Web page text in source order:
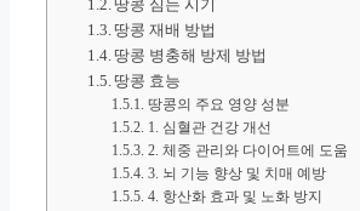
땅콩 심는 시기
땅콩 재배 방법
땅콩 병충해 방제 방법
땅콩 효능
땅콩의 주요 영양 성분
1. 심혈관 건강 개선
2. 체중 관리와 다이어트에 도움
3. 뇌 기능 향상 및 치매 예방
4. 항산화 효과 및 노화 방지